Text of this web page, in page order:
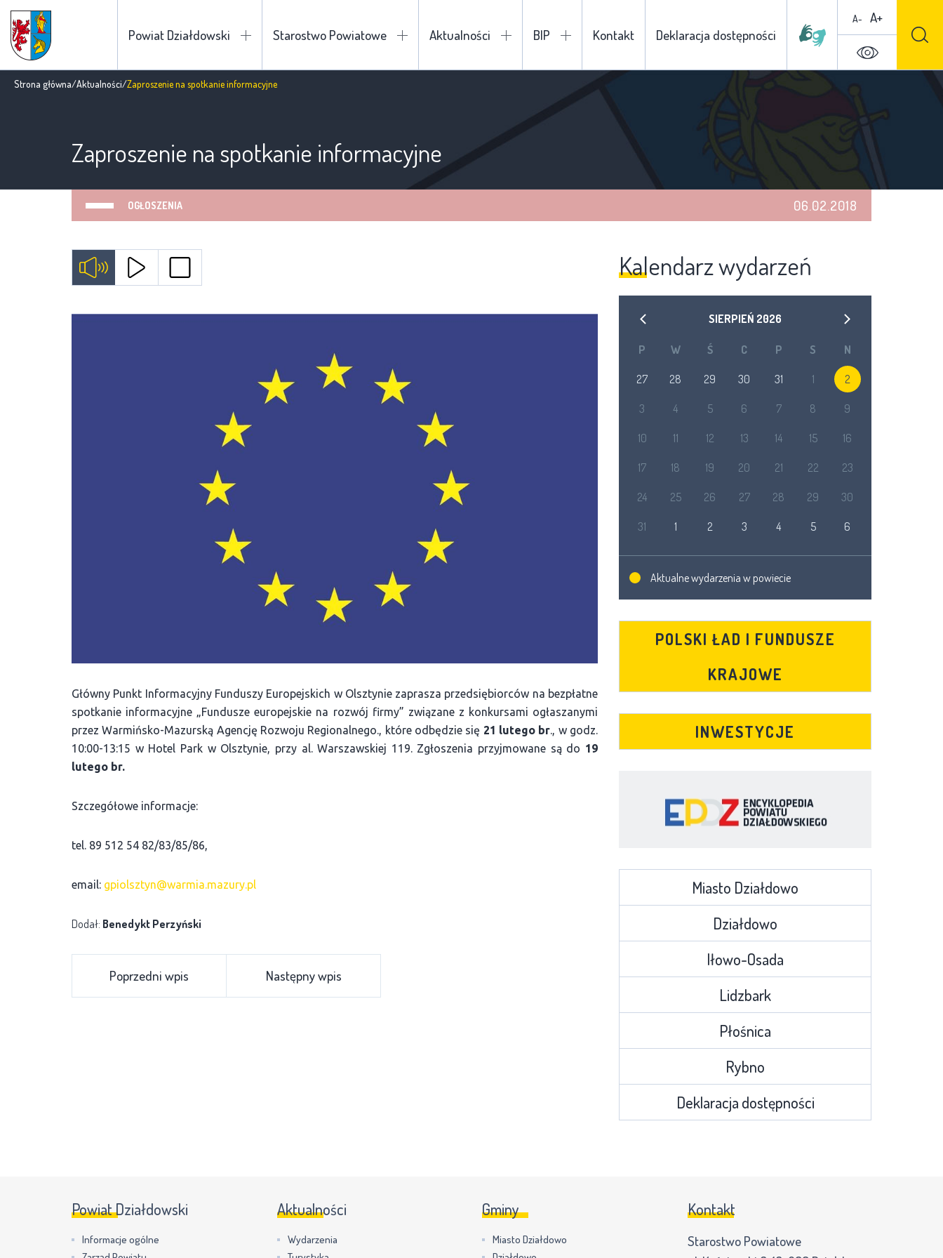
Powiat Działdowski Starostwo Powiatowe Aktualności BIP Kontakt Deklaracja dostępności
A- A+
Strona główna/Aktualności/Zaproszenie na spotkanie informacyjne
Zaproszenie na spotkanie informacyjne
OGŁOSZENIA 06.02.2018
Główny Punkt Informacyjny Funduszy Europejskich w Olsztynie zaprasza przedsiębiorców na bezpłatne
spotkanie informacyjne „Fundusze europejskie na rozwój firmy” związane z konkursami ogłaszanymi
przez Warmińsko-Mazurską Agencję Rozwoju Regionalnego., które odbędzie się 21 lutego br., w godz.
10:00-13:15 w Hotel Park w Olsztynie, przy al. Warszawskiej 119. Zgłoszenia przyjmowane są do 19
lutego br.
Szczegółowe informacje:
tel. 89 512 54 82/83/85/86,
email: gpiolsztyn@warmia.mazury.pl
Dodał: Benedykt Perzyński
Poprzedni wpis Następny wpis
Kalendarz wydarzeń
SIERPIEŃ 2026
P W Ś C P S N
27 28 29 30 31 1 2
3 4 5 6 7 8 9
10 11 12 13 14 15 16
17 18 19 20 21 22 23
24 25 26 27 28 29 30
31 1 2 3 4 5 6
Aktualne wydarzenia w powiecie
POLSKI ŁAD I FUNDUSZE
KRAJOWE
INWESTYCJE
Miasto Działdowo
Działdowo
Iłowo-Osada
Lidzbark
Płośnica
Rybno
Deklaracja dostępności
Powiat Działdowski
Informacje ogólne
Aktualności
Wydarzenia
Gminy
Miasto Działdowo
Kontakt
Starostwo Powiatowe